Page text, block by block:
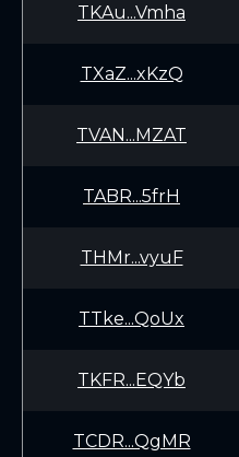
TKAu...Vmha
TXaZ...xKzQ
TVAN...MZAT
TABR...5frH
THMr...vyuF
TTke...QoUx
TKFR...EQYb
TCDR...QgMR